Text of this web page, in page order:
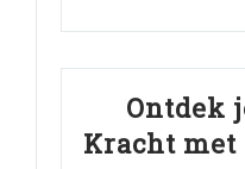
Ontdek
Kracht met